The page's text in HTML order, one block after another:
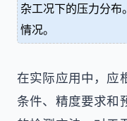
杂工况下的压力分
情况。
在实际应用中，应
条件、精度要求和